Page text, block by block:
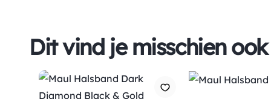
Dit vind je misschien